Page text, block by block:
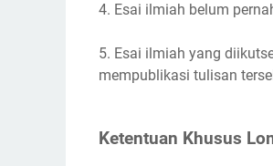
4. Esai ilmiah belum
5. Esai ilmiah yang
mempublikasi tulisan
Ketentuan Khusus